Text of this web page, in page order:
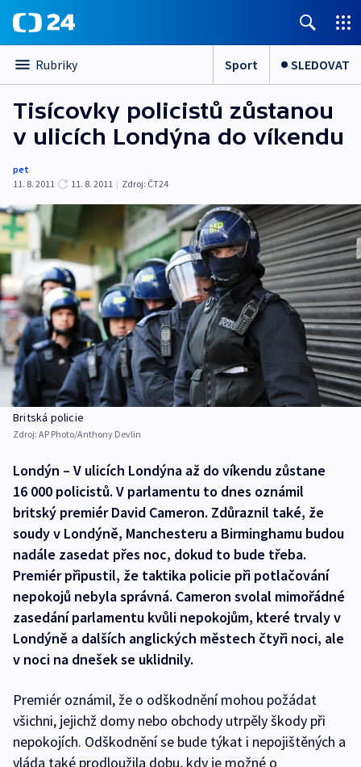
Rubriky Sport SLEDOVAT
Tisícovky policistů zůstanou
v ulicích Londýna do víkendu
pet
11. 8. 2011
11. 8. 2011 | Zdroj: ČT24
Britská policie
Zdroj: AP Photo/Anthony Devlin
Londýn – V ulicích Londýna až do víkendu zůstane
16 000 policistů. V parlamentu to dnes oznámil
britský premiér David Cameron. Zdůraznil také, že
soudy v Londýně, Manchesteru a Birminghamu budou
nadále zasedat přes noc, dokud to bude třeba.
Premiér připustil, že taktika policie při potlačování
nepokojů nebyla správná. Cameron svolal mimořádné
zasedání parlamentu kvůli nepokojům, které trvaly v
Londýně a dalších anglických městech čtyři noci, ale
v noci na dnešek se uklidnily.
Premiér oznámil, že o odškodnění mohou požádat
všichni, jejichž domy nebo obchody utrpěly škody při
nepokojích. Odškodnění se bude týkat i nepojištěných a
vláda také prodloužila dobu, kdy je možné o